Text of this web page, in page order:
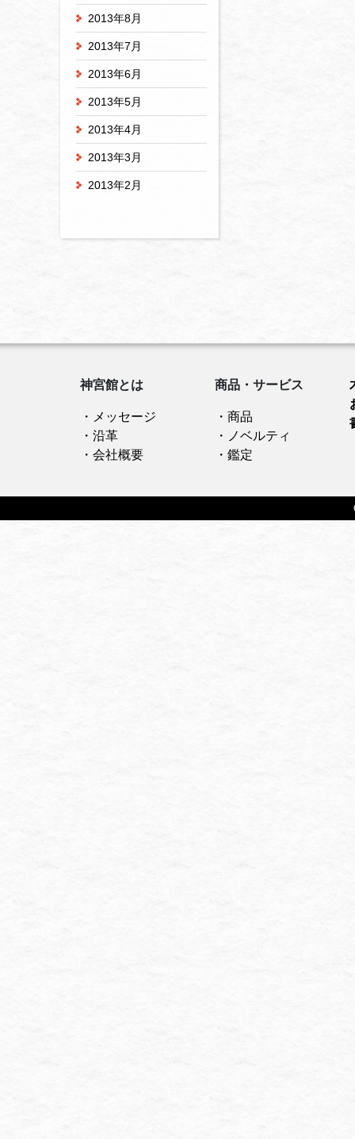
2013年8月
2013年7月
2013年6月
2013年5月
2013年4月
2013年3月
2013年2月
神宮館とは
・メッセージ
・沿革
・会社概要
商品・サービス
・商品
・ノベルティ
・鑑定